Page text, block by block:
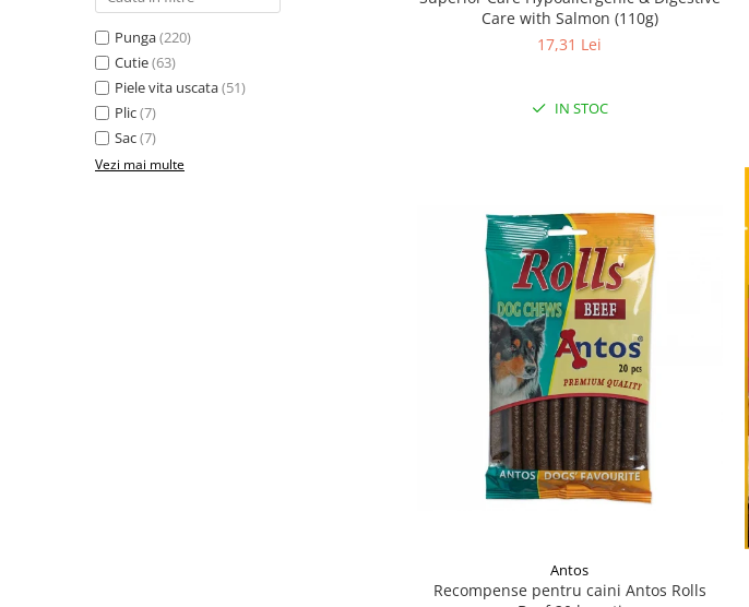
Punga(220)
Cutie(63)
Piele vita uscata(51)
Plic(7)
Sac(7)
Vezi mai multe
Care with Salmon (110g)
17,31 Lei
IN STOC
Antos
Recompense pentru caini Antos Rolls